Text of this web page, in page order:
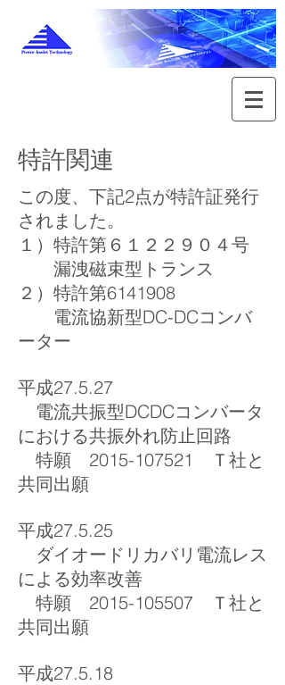
特許関連
この度、下記2点が特許証発行
されました。
１）特許第６１２２９０４号
漏洩磁束型トランス
２）特許第6141908
電流協新型DC-DCコンバ
ーター
平成27.5.27
電流共振型DCDCコンバータ
における共振外れ防止回路
特願 2015-107521 Ｔ社と
共同出願
平成27.5.25
ダイオードリカバリ電流レス
による効率改善
特願 2015-105507 Ｔ社と
共同出願
平成27.5.18